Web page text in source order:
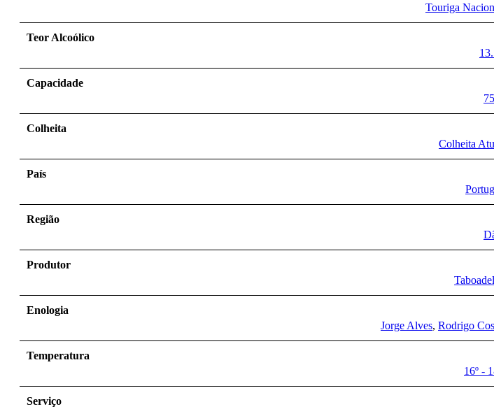
Touriga
Teor Alcoólico
Capacidade
Colheita
Colheita
País
Região
Produtor
Enologia
Jorge Alves, Rodrigo
Temperatura
16º -
Serviço